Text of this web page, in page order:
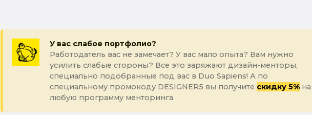
У вас слабое портфолио?
Работодатель вас не замечает? У вас мало опыта? Вам нужно
усилить слабые стороны? Все это заряжают дизайн-менторы,
специально подобранные под вас в Duo Sapiens! А по
специальному промокоду DESIGNER5 вы получите скидку 5%на
любую программу менторинга